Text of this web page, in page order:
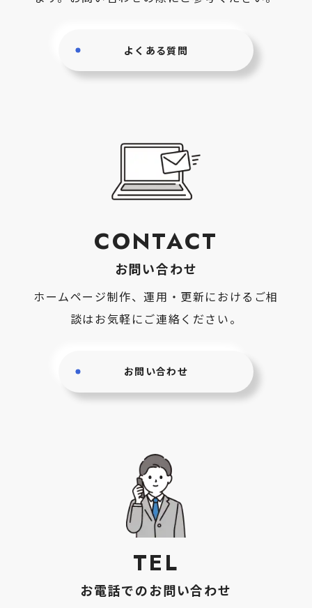
よくある質問
CONTACT
お問い合わせ
ホームページ制作、運用・更新におけるご相
談はお気軽にご連絡ください。
お問い合わせ
TEL
お電話でのお問い合わせ